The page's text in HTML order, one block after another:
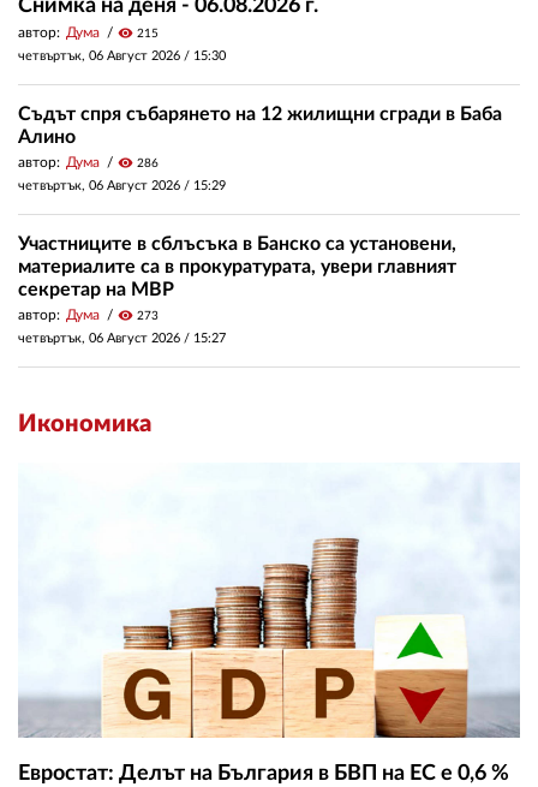
Снимка на деня - 06.08.2026 г.
автор: Дума visibility 215
четвъртък, 06 Август 2026 / 15:30
Съдът спря събарянето на 12 жилищни сгради в Баба
Алино
автор: Дума visibility 286
четвъртък, 06 Август 2026 / 15:29
Участниците в сблъсъка в Банско са установени,
материалите са в прокуратурата, увери главният
секретар на МВР
автор: Дума visibility 273
четвъртък, 06 Август 2026 / 15:27
Икономика
Евростат: Делът на България в БВП на ЕС е 0,6 %